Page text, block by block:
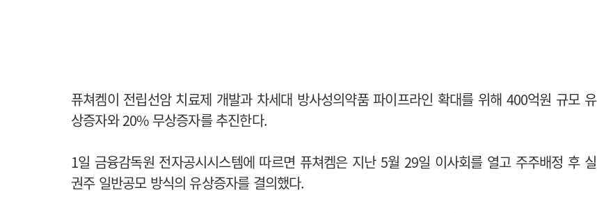
퓨쳐켐이 전립선암 치료제 개발과 차세대 방사성의약품 파이프라인 확대를 위해 400억원 규모 유
상증자와 20% 무상증자를 추진한다.
1일 금융감독원 전자공시시스템에 따르면 퓨쳐켐은 지난 5월 29일 이사회를 열고 주주배정 후 실
권주 일반공모 방식의 유상증자를 결의했다.